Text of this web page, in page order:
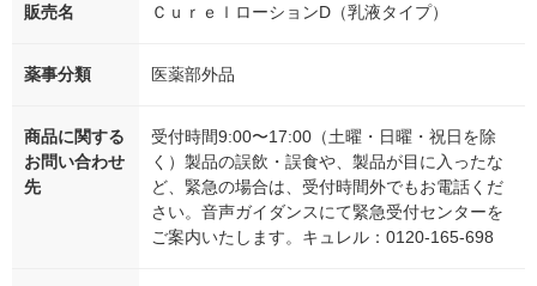
販売名 ＣｕｒｅｌローションD（乳液タイプ）
薬事分類 医薬部外品
商品に関する
お問い合わせ
先
受付時間9:00〜17:00（土曜・日曜・祝日を除
く）製品の誤飲・誤食や、製品が目に入ったな
ど、緊急の場合は、受付時間外でもお電話くだ
さい。音声ガイダンスにて緊急受付センターを
ご案内いたします。キュレル：0120-165-698